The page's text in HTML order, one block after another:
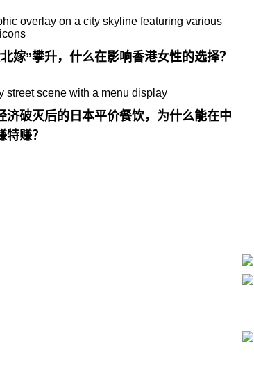
嫁”攀升，什么在影响香港女性的选择？
济破灭后的日本平价餐饮，为什么能在中
特赚？